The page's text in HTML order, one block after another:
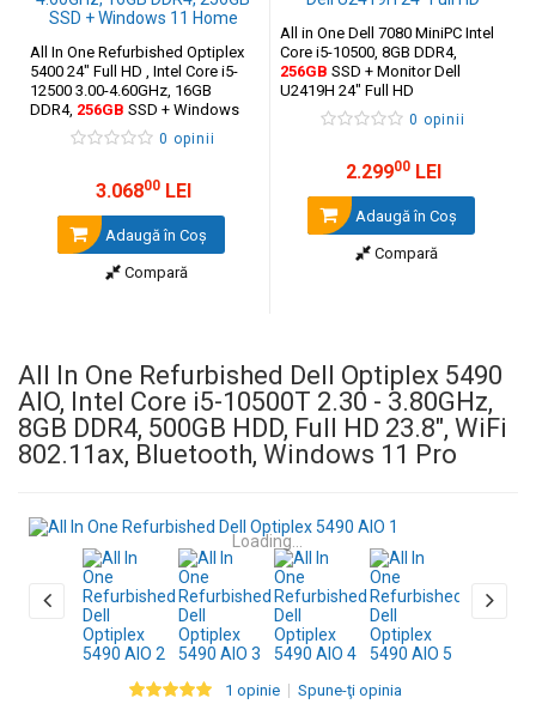
All In One Refurbished Optiplex
5400 24" Full HD , Intel Core i5-
12500 3.00-4.60GHz, 16GB
DDR4, 256GB SSD + Windows
11 Home
0 opinii
3.06800LEI
Adaugă în Coş
Compară
All in One Dell 7080 MiniPC Intel
Core i5-10500, 8GB DDR4,
256GB SSD + Monitor Dell
U2419H 24" Full HD
0 opinii
2.29900LEI
Adaugă în Coş
Compară
All In One Refurbished Dell Optiplex 5490
AIO, Intel Core i5-10500T 2.30 - 3.80GHz,
8GB DDR4, 500GB HDD, Full HD 23.8", WiFi
‎802.11ax, Bluetooth, Windows 11 Pro
Loading...
1 opinie Spune-ţi opinia